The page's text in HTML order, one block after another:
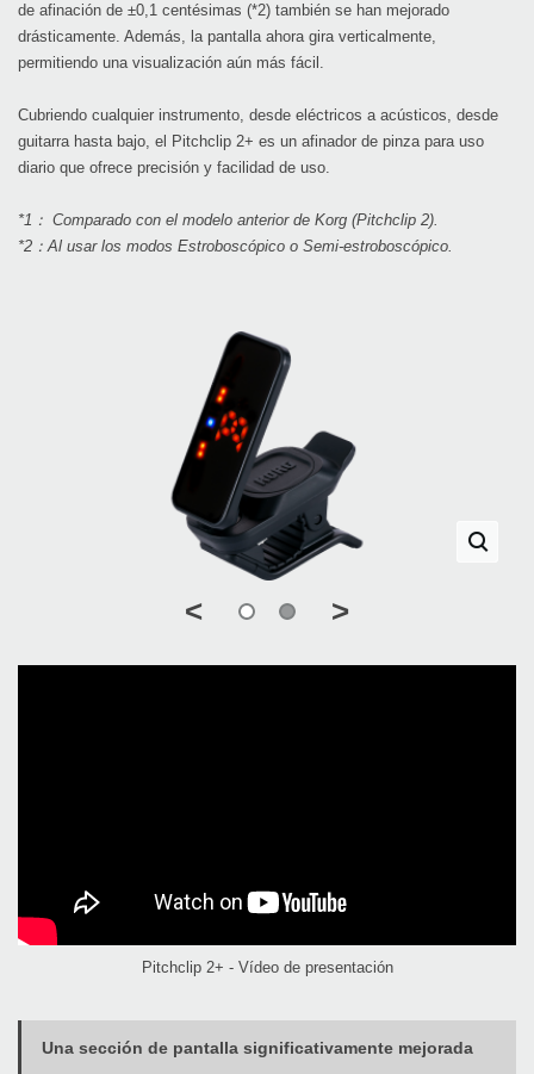
de afinación de ±0,1 centésimas (*2) también se han mejorado
drásticamente. Además, la pantalla ahora gira verticalmente,
permitiendo una visualización aún más fácil.
Cubriendo cualquier instrumento, desde eléctricos a acústicos, desde
guitarra hasta bajo, el Pitchclip 2+ es un afinador de pinza para uso
diario que ofrece precisión y facilidad de uso.
*1： Comparado con el modelo anterior de Korg (Pitchclip 2).
*2：Al usar los modos Estroboscópico o Semi-estroboscópico.
< >
Pitchclip 2+ - Vídeo de presentación
Una sección de pantalla significativamente mejorada